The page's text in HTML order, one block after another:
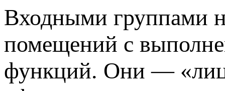
Входными группами
помещений с
функций. Они —